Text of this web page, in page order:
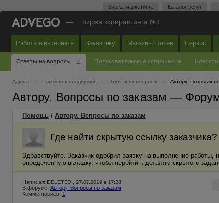
Биржа маркетинга Каталог услуг
— биржа копирайтинга №1
Работа в интернете Заказчику Магазин статей Сервис
Ответы на вопросы Пользовательское соглашение Новости
Адвего Помощь и поддержка Ответы на вопросы Автору. Вопросы
Автору. Вопросы по заказам —
Помощь / Автору. Вопросы по заказам
Где найти скрытую ссылку заказчика?
Здравствуйте. Заказчик одобрил заявку на выполнение
определенную вкладку, чтобы перейти к деталям скрытого
Написал: DELETED , 27.07.2019 в 17:28
В форуме: Автору. Вопросы по заказам
Комментариев: 1